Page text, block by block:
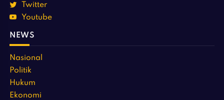
Twitter
Youtube
NEWS
Nasional
Politik
Hukum
Ekonomi